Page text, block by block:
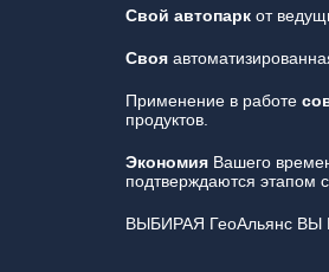
Свой автопарк от
Своя
Применение в работе
продуктов.
Экономия Вашего
подтверждаются этапом
ВЫБИРАЯ ГеоАльянс